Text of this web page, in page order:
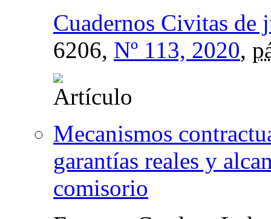
Cuadernos Civitas
6206, Nº 113, 2020,
Mecanismos
garantías reales y
comisorio